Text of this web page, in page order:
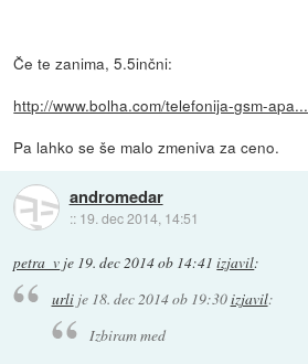
Če te zanima, 5.5inčni:
http://www.bolha.com/telefonija-gsm-apa...
Pa lahko se še malo zmeniva za ceno.
andromedar
:: 19. dec 2014, 14:51
petra_v je 19. dec 2014 ob 14:41 izjavil:
urlije 18. dec 2014 ob 19:30izjavil:
Izbiram med